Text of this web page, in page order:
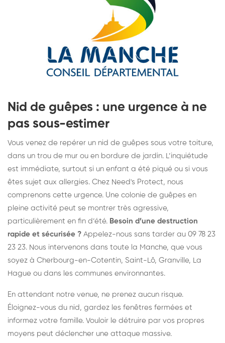
Nid de guêpes : une urgence à ne
pas sous-estimer
Vous venez de repérer un nid de guêpes sous votre toiture,
dans un trou de mur ou en bordure de jardin. L’inquiétude
est immédiate, surtout si un enfant a été piqué ou si vous
êtes sujet aux allergies. Chez Need's Protect, nous
comprenons cette urgence. Une colonie de guêpes en
pleine activité peut se montrer très agressive,
particulièrement en fin d’été. Besoin d’une destruction
rapide et sécurisée ? Appelez-nous sans tarder au 09 78 23
23 23. Nous intervenons dans toute la Manche, que vous
soyez à Cherbourg-en-Cotentin, Saint-Lô, Granville, La
Hague ou dans les communes environnantes.
En attendant notre venue, ne prenez aucun risque.
Éloignez-vous du nid, gardez les fenêtres fermées et
informez votre famille. Vouloir le détruire par vos propres
moyens peut déclencher une attaque massive.